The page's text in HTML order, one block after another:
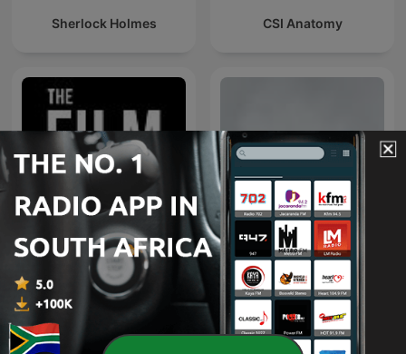
Sherlock Holmes CSI Anatomy
The Film Detective
Podcast
5 Drive